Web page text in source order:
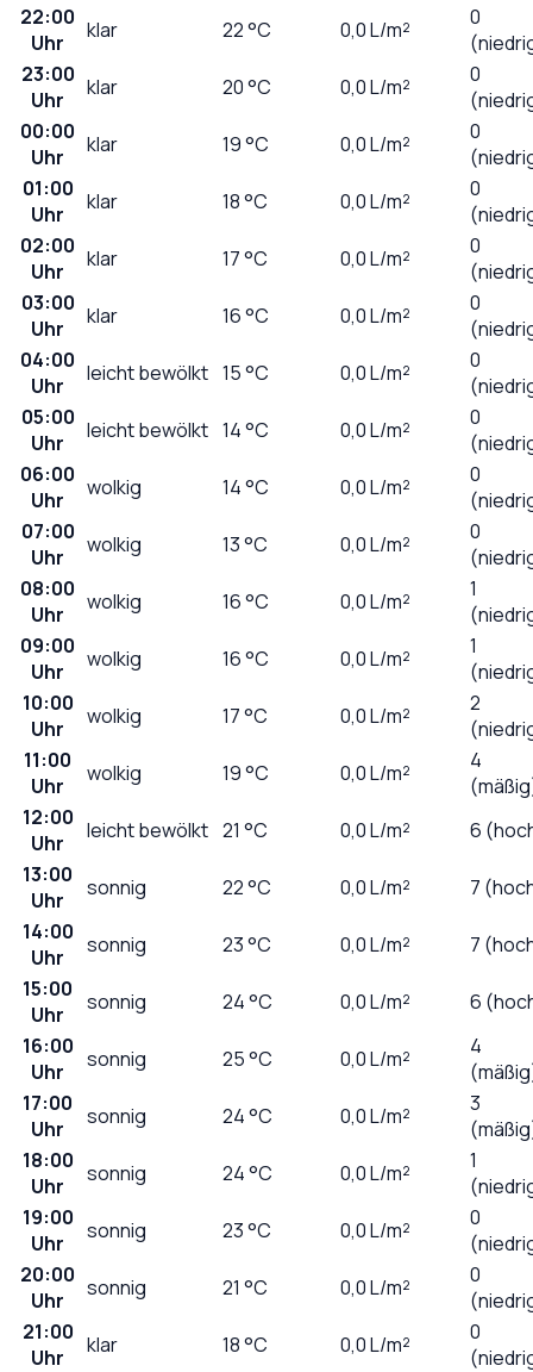
22:00
Uhr
klar 22°C 0,0L/m²
0
23:00
Uhr
klar 20°C 0,0L/m²
0
00:00
Uhr
klar 19°C 0,0L/m²
0
01:00
Uhr
klar 18°C 0,0L/m²
0
02:00
Uhr
klar 17°C 0,0L/m²
0
03:00
Uhr
klar 16°C 0,0L/m²
0
04:00
Uhr
leicht bewölkt 15°C 0,0L/m²
0
05:00
Uhr
leicht bewölkt 14°C 0,0L/m²
0
06:00
Uhr
wolkig 14°C 0,0L/m²
0
07:00
Uhr
wolkig 13°C 0,0L/m²
0
08:00
Uhr
wolkig 16°C 0,0L/m²
1
09:00
Uhr
wolkig 16°C 0,0L/m²
1
10:00
Uhr
wolkig 17°C 0,0L/m²
2
11:00
Uhr
wolkig 19°C 0,0L/m²
4
12:00
Uhr
leicht bewölkt 21 °C 0,0L/m²
6
13:00
Uhr
sonnig 22°C 0,0L/m²
7
14:00
Uhr
sonnig 23°C 0,0L/m²
7
15:00
Uhr
sonnig 24°C 0,0L/m²
6
16:00
Uhr
sonnig 25°C 0,0L/m²
4
17:00
Uhr
sonnig 24°C 0,0L/m²
3
18:00
Uhr
sonnig 24°C 0,0L/m²
1
19:00
Uhr
sonnig 23°C 0,0L/m²
0
20:00
Uhr
sonnig 21 °C 0,0L/m²
0
21:00
Uhr
klar 18°C 0,0L/m²
0